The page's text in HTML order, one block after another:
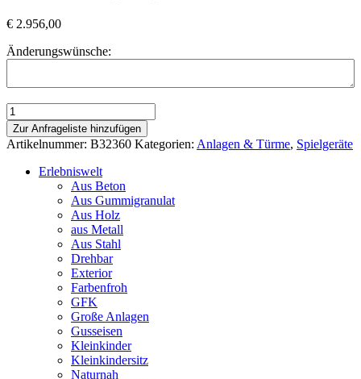
€ 2.956,00
Änderungswünsche:
Spielturm
Gmunden
Netzaufstieg
und
Leiteraufgang
Menge
Zur Anfrageliste hinzufügen
Artikelnummer: B32360 Kategorien: Anlagen & Türme, Spielgeräte
Erlebniswelt
Aus Beton
Aus Gummigranulat
Aus Holz
aus Metall
Aus Stahl
Drehbar
Exterior
Farbenfroh
GFK
Große Anlagen
Gusseisen
Kleinkinder
Kleinkindersitz
Naturnah